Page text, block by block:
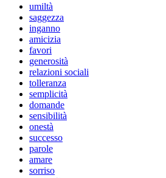
umiltà
saggezza
inganno
amicizia
favori
generosità
relazioni sociali
tolleranza
semplicità
domande
sensibilità
onestà
successo
parole
amare
sorriso